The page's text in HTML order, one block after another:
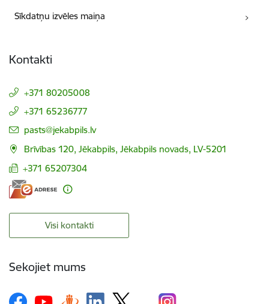
Sīkdatņu izvēles maiņa
Kontakti
+371 80205008
+371 65236777
E-pasts:
pasts@jekabpils.lv
Brīvības 120, Jēkabpils, Jēkabpils novads, LV-5201
+371 65207304
Visi kontakti
Sekojiet mums